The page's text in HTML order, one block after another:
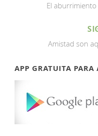
El
Amistad son
APP GRATUITA